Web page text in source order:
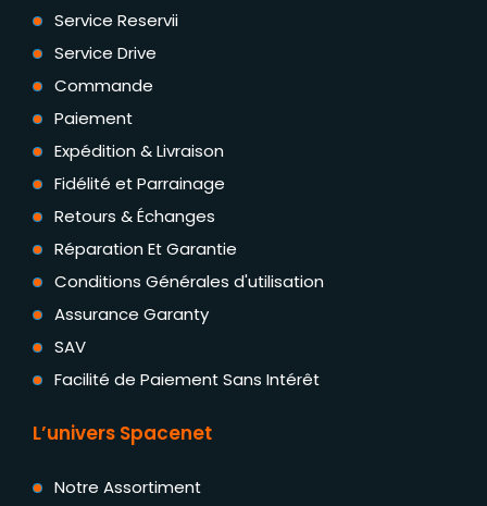
Service Reservii
Service Drive
Commande
Paiement
Expédition & Livraison
Fidélité et Parrainage
Retours & Échanges
Réparation Et Garantie
Conditions Générales d'utilisation
Assurance Garanty
SAV
Facilité de Paiement Sans Intérêt
L’univers Spacenet
Notre Assortiment